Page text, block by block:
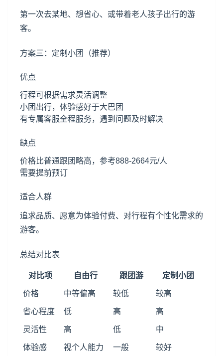
第一次去某地、想省心、或带着老人孩子出行的游
客。
方案三：定制小团（推荐）
优点
行程可根据需求灵活调整
小团出行，体验感好于大巴团
有专属客服全程服务，遇到问题及时解决
缺点
价格比普通跟团略高，参考888-2664元/人
需要提前预订
适合人群
追求品质、愿意为体验付费、对行程有个性化需求的
游客。
总结对比表
对比项 自由行 跟团游 定制小团
价格 中等偏高 较低 较高
省心程度 低 高 高
灵活性 高 低 中
体验感 视个人能力 一般 较好